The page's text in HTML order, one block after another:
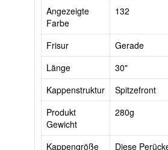
Angezeigte
Farbe
132
Frisur
Gerade
Länge
30"
Kappenstruktur
Spitzefront
Produkt
Gewicht
280g
Kappengröße
Diese